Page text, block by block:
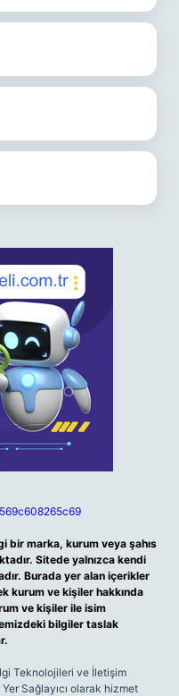
bir marka, kurum veya şahıs
Sitede yalnızca kendi
Burada yer alan içerikler
kurum ve kişiler hakkında
ve kişiler ile isim
bilgiler taslak
Teknolojileri ve İletişim
Sağlayıcı olarak hizmet